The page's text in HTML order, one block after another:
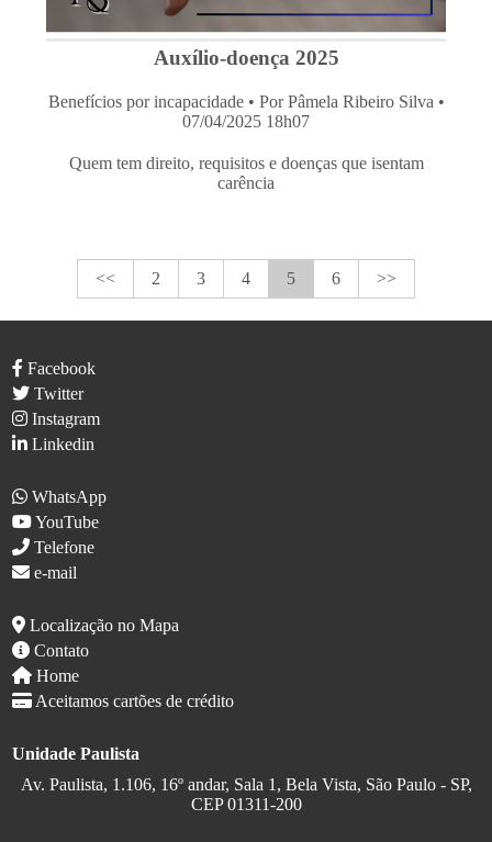
Auxílio-doença 2025
Benefícios por incapacidade • Por Pâmela Ribeiro Silva •
07/04/2025 18h07
Quem tem direito, requisitos e doenças que isentam
carência
<< 2 3 4 5 6 >>
Facebook
Twitter
Instagram
Linkedin
WhatsApp
YouTube
Telefone
e-mail
Localização no Mapa
Contato
Home
Aceitamos cartões de crédito
Unidade Paulista
Av. Paulista, 1.106, 16º andar, Sala 1, Bela Vista, São Paulo - SP,
CEP 01311-200